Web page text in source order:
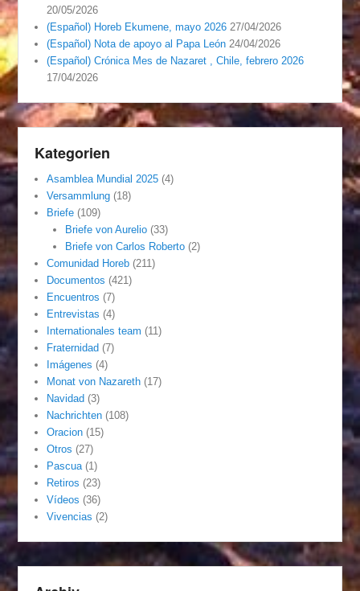
20/05/2026
(Español) Horeb Ekumene, mayo 2026 27/04/2026
(Español) Nota de apoyo al Papa León 24/04/2026
(Español) Crónica Mes de Nazaret , Chile, febrero 2026
17/04/2026
Kategorien
Asamblea Mundial 2025 (4)
Versammlung (18)
Briefe (109)
Briefe von Aurelio(33)
Briefe von Carlos Roberto(2)
Comunidad Horeb (211)
Documentos (421)
Encuentros (7)
Entrevistas (4)
Internationales team (11)
Fraternidad (7)
Imágenes (4)
Monat von Nazareth (17)
Navidad (3)
Nachrichten (108)
Oracion (15)
Otros (27)
Pascua (1)
Retiros (23)
Vídeos (36)
Vivencias (2)